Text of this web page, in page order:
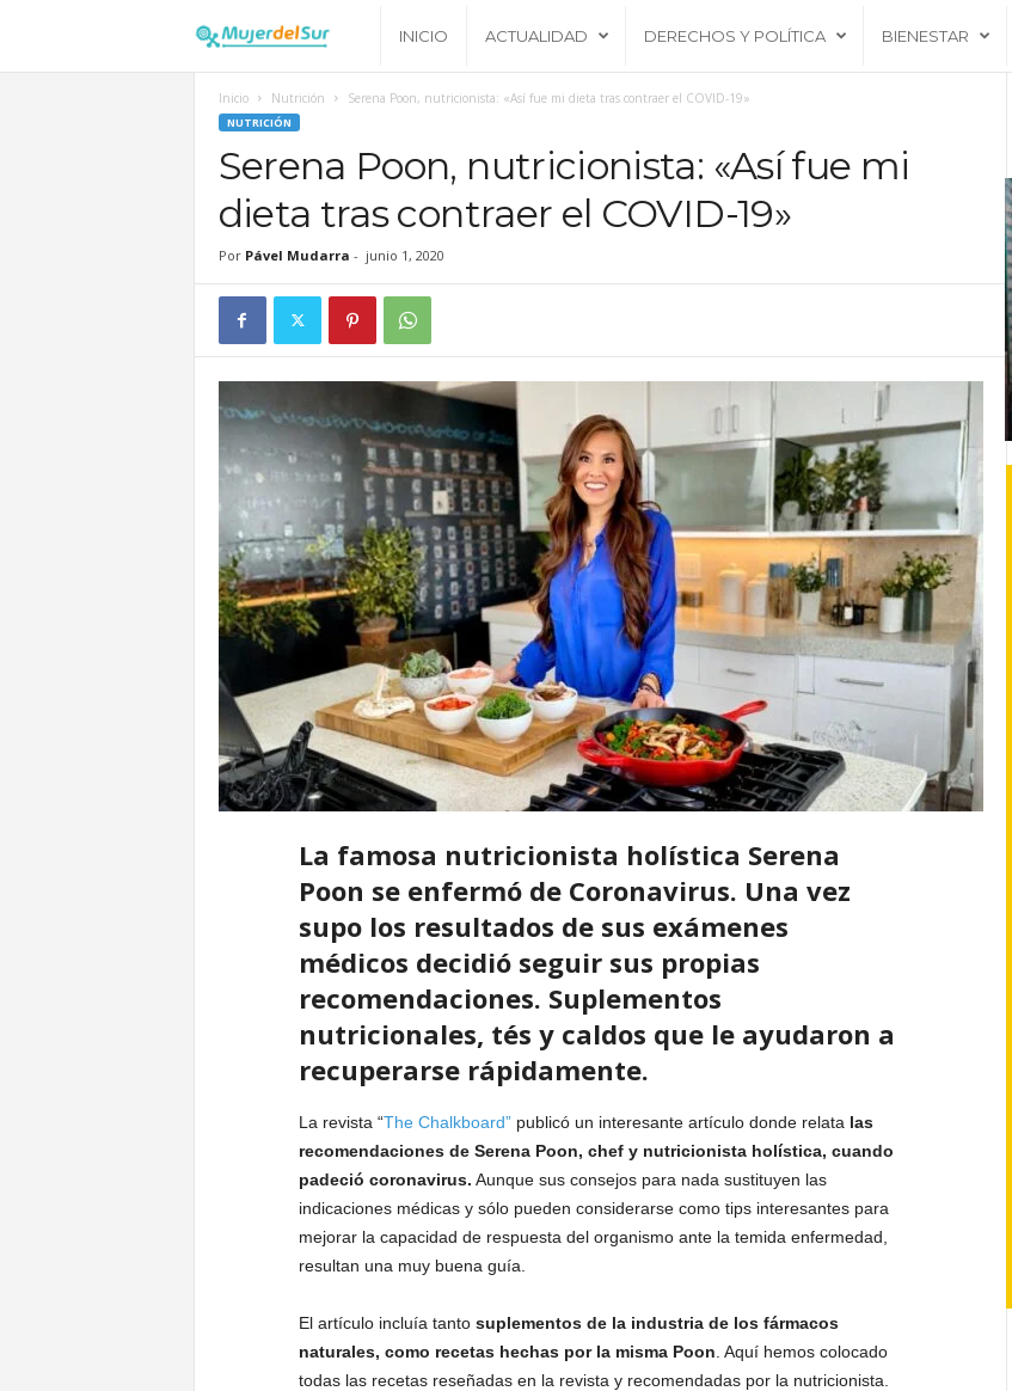
e
e
l
S
u
r
INICIO ACTUALIDAD DERECHOS Y POLÍTICA BIENESTAR
Inicio Nutrición Serena Poon, nutricionista: «Así fue mi dieta tras contraer el COVID-19»
NUTRICIÓN
Serena Poon, nutricionista: «Así fue mi
dieta tras contraer el COVID-19»
Por Pável Mudarra - junio 1, 2020
La famosa nutricionista holística Serena
Poon se enfermó de Coronavirus. Una vez
supo los resultados de sus exámenes
médicos decidió seguir sus propias
recomendaciones. Suplementos
nutricionales, tés y caldos que le ayudaron a
recuperarse rápidamente.
La revista “The Chalkboard”publicó un interesante artículo donde relata las
recomendaciones de Serena Poon, chef y nutricionista holística, cuando
padeció coronavirus. Aunque sus consejos para nada sustituyen las
indicaciones médicas y sólo pueden considerarse como tips interesantes para
mejorar la capacidad de respuesta del organismo ante la temida enfermedad,
resultan una muy buena guía.
El artículo incluía tanto suplementos de la industria de los fármacos
naturales, como recetas hechas por la misma Poon . Aquí hemos colocado
todas las recetas reseñadas en la revista y recomendadas por la nutricionista.